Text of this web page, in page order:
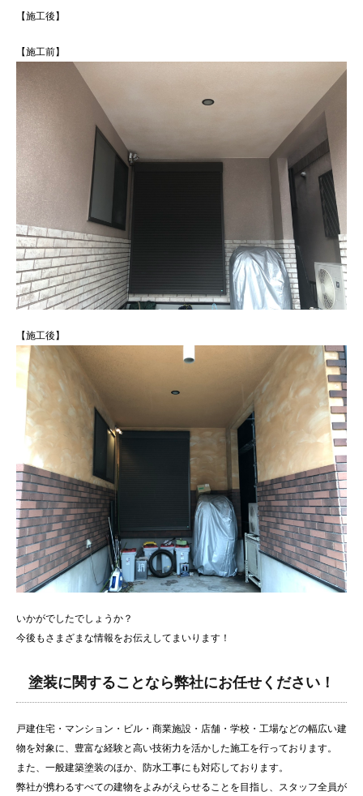
【施工後】
【施工前】
【施工後】
いかがでしたでしょうか？
今後もさまざまな情報をお伝えしてまいります！
塗装に関することなら弊社にお任せください！
戸建住宅・マンション・ビル・商業施設・店舗・学校・工場などの幅広い建
物を対象に、豊富な経験と高い技術力を活かした施工を行っております。
また、一般建築塗装のほか、防水工事にも対応しております。
弊社が携わるすべての建物をよみがえらせることを目指し、スタッフ全員が